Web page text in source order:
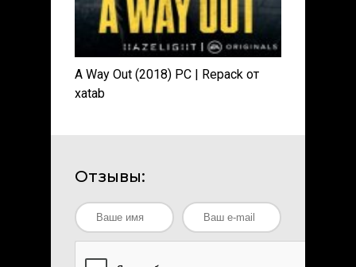
A Way Out (2018) PC | Repack от
xatab
Отзывы: